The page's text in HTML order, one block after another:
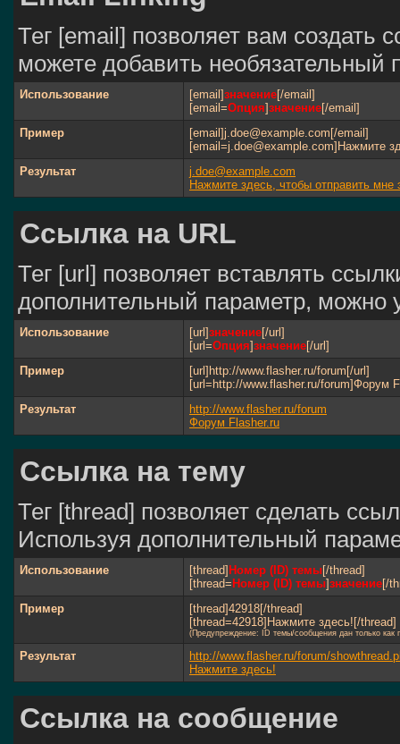
Тег [email] позволяет вам создать
можете добавить
Использование [email]значение[/email]
[email=Опция]значение[/email]
Пример
[email]j.doe@example.com[/email]
[email=j.doe@example.com]Нажмите
Результат
j.doe@example.com
Нажмите здесь, чтобы отправить мне
Ссылка на URL
Тег [url] позволяет вставлять
дополнительный параметр, можно
Использование [url]значение[/url]
[url=Опция]значение[/url]
Пример
[url]http://www.flasher.ru/forum[/url]
[url=http://www.flasher.ru/forum]Форум
Результат
http://www.flasher.ru/forum
Форум Flasher.ru
Ссылка на тему
Тег [thread] позволяет сделать
Используя дополнительный
Использование [thread] Номер (ID) темы[/thread]
[thread= Номер (ID) темы]значение[/
Пример
[thread]42918[/thread]
[thread=42918]Нажмите здесь![/thread]
(Предупреждение: ID темы/сообщения дан только
Результат
http://www.flasher.ru/forum/
Нажмите здесь!
Ссылка на сообщение